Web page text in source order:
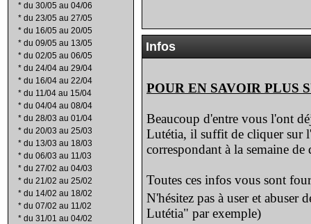
* du 30/05 au 04/06
* du 23/05 au 27/05
* du 16/05 au 20/05
* du 09/05 au 13/05
* du 02/05 au 06/05
* du 24/04 au 29/04
* du 16/04 au 22/04
* du 11/04 au 15/04
* du 04/04 au 08/04
* du 28/03 au 01/04
* du 20/03 au 25/03
* du 13/03 au 18/03
* du 06/03 au 11/03
* du 27/02 au 04/03
* du 21/02 au 25/02
* du 14/02 au 18/02
* du 07/02 au 11/02
* du 31/01 au 04/02
Infos
POUR EN SAVOIR PLUS
Beaucoup d'entre vous l'ont
Lutétia, il suffit de cliquer sur
correspondant à la semaine
Toutes ces infos vous sont
N'hésitez pas à user et abuser
Lutétia" par exemple)